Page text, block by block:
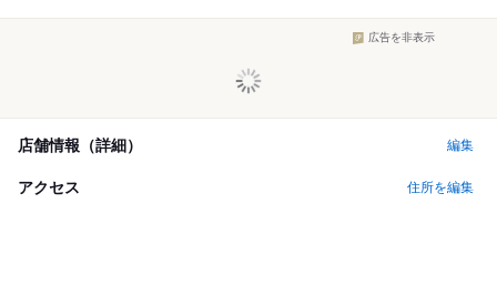
広告を非表示
店舗情報（詳細） 編集
アクセス 住所を編集